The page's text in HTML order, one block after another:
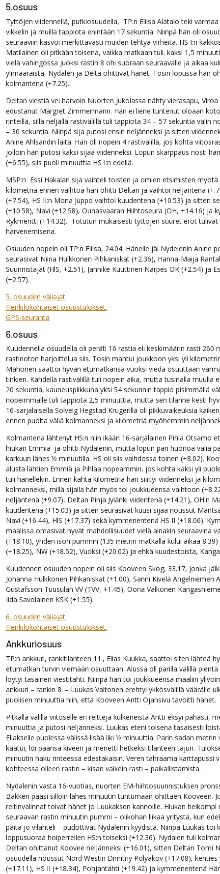
5.osuus
Tyttöjen viidennellä, putkiosuudella, TP:n Eliisa Alatalo teki
vikkelin ja muilla tappiota enintään 17 sekuntia. Niinpä hän oli
seuraaviin kasvoi merkittävästi muiden tehtyä virheitä. HS I:n
Matilainen oli pitkään toisena, vaikka matkaan tuli. kaksi 1,5
vielä vahingossa juoksi rastin 8 ohi suoraan seuraavalle ja aikaa
ylimääräistä, Nydalen ja Delta ohittivat hänet. Tosin lopussa hän
kolmantena (+7.25).
Deltan viestiä vei harvoin Nuorten Jukolassa nähty vierasapu,
edustanut Margret Zimmermann. Hän ei liene tuntenut oloaan
rinteillä, sillä neljällä rastivälillä tuli tappiota 34 – 57 sekuntia välin
– 30 sekuntia. Niinpä sija putosi ensin neljänneksi ja sitten
Anine Ahlsandin laita. Hän oli nopein 4 rastivälillä, jos kohta
jolloin hän putosi kaksi sijaa viidenneksi. Lopun skarppaus nosti
(+6.55), siis puoli minuuttia HS I:n edellä.
MSP:n Essi Hakalan sija vaihteli toisten ja omien etsimisten myötä
kilometriä ennen vaihtoa hän ohitti Deltan ja vaihtoi neljäntenä
(+7.54), HS II:n Mona Juppo vaihtoi kuudentena (+10.53) ja sitten
(+10.58), Navi (+12.58), Ounasvaaran Hiihtoseura (OH, +14.16) ja
Rykmentti (+14.32). Totutun mukaisesti tyttöjen suuret erot tulivat
harvenemisena.
Osuuden nopein oli TP:n Eliisa, 24.04. Hänelle jäi Nydelenin Anine
seurasivat Niina Hulkkonen Pihkaniskat (+2.36), Hanna-Maija
Suunnistajat (HlS, +2.51), Jannike Kuuttinen Närpes OK (+2.54) ja
(+2.57).
5. osuuden väliajat.
Henkilökohtaiset osuustulokset.
GPS-seuranta
6.osuus
Kuudennella osuudella oli peräti 16 rastia eli keskimäärin rasti 260
rastinoton harjoittelua siis. Tosin mahtui joukkoon yksi yli
Mähönen saattoi hyvän etumatkansa vuoksi viedä osuuttaan
tinkien. Kahdella rastivälillä tuli nopein aika, mutta tusinalla muulla
20 sekuntia, kauneuspilkkuna yksi 54 sekunnin tappio pisimmällä
nopeimmalle tuli tappiota 2,5 minuuttia, mutta sen tilanne kesti
16-sarjalaisella Solveig Hegstad Krugerilla oli pikkuvaikeuksia
ennen puolta väliä kolmanneksi ja kilometriä myöhemmin
Kolmantena lähtenyt HS:n niin ikään 16-sarjalainen Pihla Otsamo
hiukan Emmiä ja ohitti Nydalenin, mutta lopun pari huonoa väliä
karkuun lähes ½ minuutilla. HS oli siis vaihdossa toinen (+8.02).
alusta lähtien Emmiä ja Pihlaa nopeammin, jos kohta kaksi yli
tuli hänellekin. Ennen kahta kilometriä hän siirtyi viidenneksi ja
kolmanneksi, millä sijalla hän myös toi joukkueensa vaihtoon
neljäntenä (+9.07), Deltan Pinja Jylänki viidentenä (+14.21), OH:n
kuudentena (+15.03) ja sitten seurasivat kuusi sijaa noussut
Navi (+16.44), HlS (+17.37) sekä kymmenentenä HS II (+18.06).
maalissa omasivat hyvät mahdollisuudet vielä ainakin seuraavina
(+18.10), yhden ison pummin (135 metrin matkalla kului aikaa
(+18.25), NW (+18.52), Vuoksi (+20.02) ja ehkä kuudestoista,
Kuudennen osuuden nopein oli siis Kooveen Skog, 33.17, jonka
Johanna Hulkkonen Pihkaniskat (+1.00), Sanni Kivelä Angelniemen
Gustafsson Tuusulan VV (TVV, +1.45), Oona Valkonen
Iida Savolainen KSK (+1.55).
6. osuuden väliajat.
Henkilökohtaiset osuustulokset.
Ankkuriosuus
TP:n ankkuri, rankitilanteen 11., Elias Kuukka, saattoi siten lähteä
etumatkan turvin viemään osuuttaan. Alussa oli parilla välillä
löytyi tasainen viestitahti. Niinpä hän toi joukkueensa maaliin
ankkuri – rankin 8. – Luukas Valtonen erehtyi ykkösvälillä väärälle
puolisen minuuttia niin, että Kooveen Antti Ojansivu tavoitti hänet.
Pitkällä välillä viitoselle eri reittejä kulkeneista Antti eksyi pahasti,
minuuttia ja putosi neljänneksi. Luukas eteni toisena tasaisesti
Eliakselle puolessa välissä lisää liki ½ minuuttia. Parin sadan metrin
kaatui, löi päänsä kiveen ja menetti hetkeksi tilanteen tajun.
minuutin haku rinteessä edestakaisin. Veren tahraama karttapussi
kohteessa olleen rastin – kisan vaikein rasti – paikallistamista.
Nydalenin vasta 16-vuotias, nuorten EM-hiihtosuunnistuksen
Bakken pääsi silloin lähes minuutin tuntumaan ohittaen Kooveen.
reitinvalinnat toivat hänet jo Luukaksen kannoille. Hiukan heikompi
seuraavan rastin minuutin pummi – olikohan liikaa yritystä, kun
paita jo vilahteli – pudottivat Nydalenin kyydistä. Niinpä Luukas toi
loppusuoraa hoiperrellen HS:n toiseksi (+12.36). Nydalen tuli
Deltan ohittanut Koovee neljänneksi (+16.01), sitten Deltan Tomi
osuudella noussut Nord Westin Dimitriy Polyakov (+17.08),
(+17.11), HS II (+18.34), Pohjantähti (+19.42) ja kymmenentenä